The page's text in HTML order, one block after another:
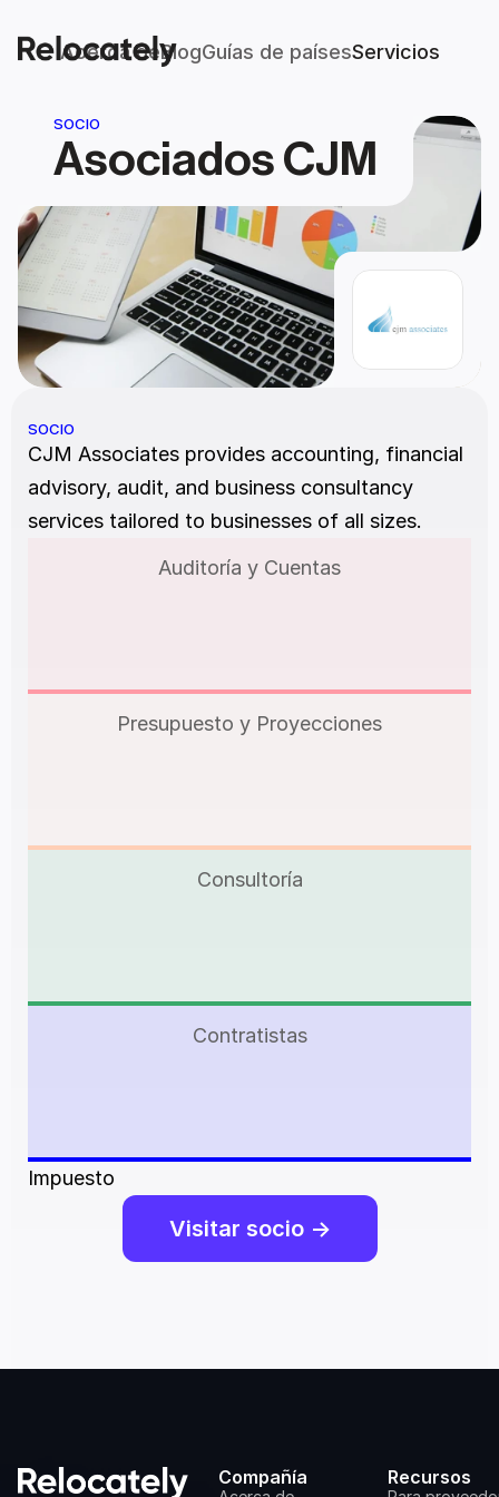
Acerca deBlogGuías de paísesServicios
SOCIO
Asociados CJM
SOCIO
CJM Associates provides accounting, financial
advisory, audit, and business consultancy
services tailored to businesses of all sizes.
Auditoría y Cuentas
Presupuesto y Proyecciones
Consultoría
Contratistas
Impuesto
Visitar socio ->
Compañía Recursos